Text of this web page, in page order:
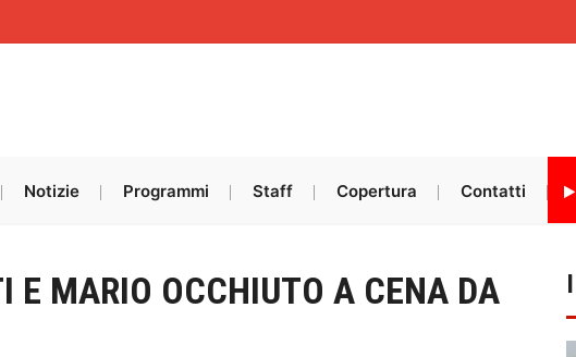
Notizie Programmi Staff Copertura Contatti
E MARIO OCCHIUTO A CENA DA